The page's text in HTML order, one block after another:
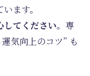
ます。
てください。 専
気向上のコツ” も